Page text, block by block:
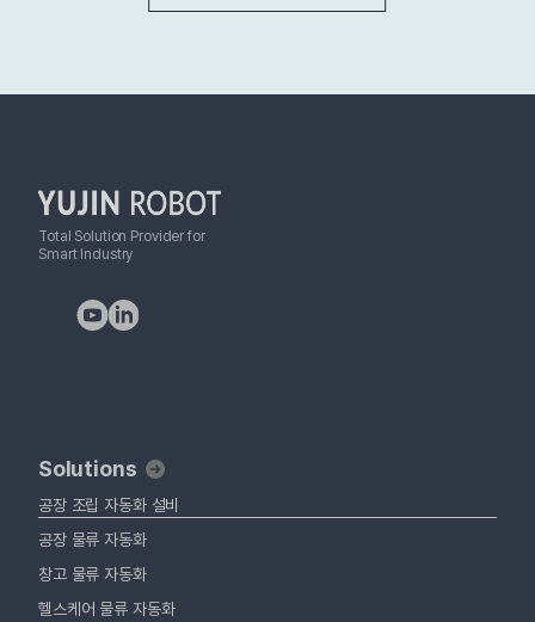
Total Solution Provider for
Smart Industry
Solutions
공장 조립 자동화 설비
공장 물류 자동화
창고 물류 자동화
헬스케어 물류 자동화